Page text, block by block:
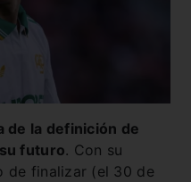
de la definición de
futuro. Con su
de finalizar (el 30 de